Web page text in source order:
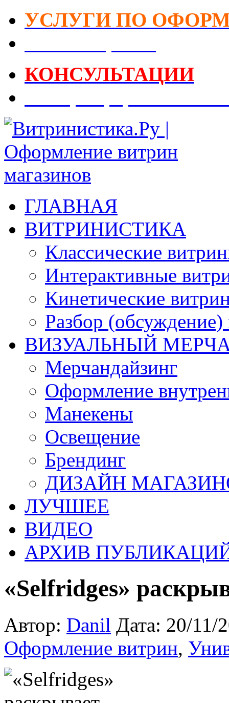
УСЛУГИ ПО
КОНСУЛЬТАЦИИ
ГЛАВНАЯ
ВИТРИНИСТИКА
Классические
Интерактивные
Кинетические
Разбор (обсуждение)
ВИЗУАЛЬНЫЙ
Мерчандайзинг
Оформление
Манекены
Освещение
Брендинг
ДИЗАЙН
ЛУЧШЕЕ
ВИДЕО
АРХИВ
«Selfridges»
Автор: Danil Дата: 20/11/
Оформление витрин,